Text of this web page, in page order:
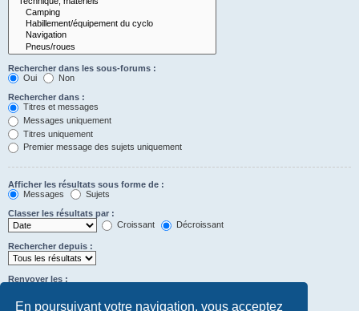
En poursuivant votre navigation, vous acceptez
Rechercher dans les sous-forums :
Oui
Non
Rechercher dans :
Titres et messages
Messages uniquement
Titres uniquement
Premier message des sujets uniquement
Afficher les résultats sous forme de :
Messages
Sujets
Classer les résultats par :
Croissant
Décroissant
Rechercher depuis :
Renvoyer les :